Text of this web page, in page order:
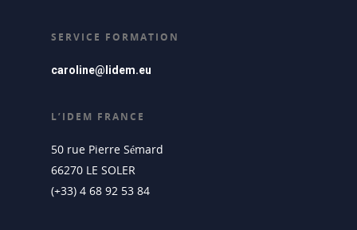
SERVICE FORMATION
caroline@lidem.eu
L’IDEM FRANCE
50 rue Pierre Sémard
66270 LE SOLER
(+33) 4 68 92 53 84